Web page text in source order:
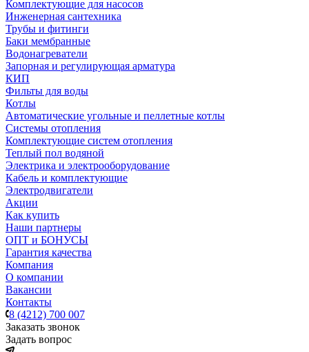
Комплектующие для насосов
Инженерная сантехника
Трубы и фитинги
Баки мембранные
Водонагреватели
Запорная и регулирующая арматура
КИП
Фильты для воды
Котлы
Автоматические угольные и пеллетные котлы
Системы отопления
Комплектующие систем отопления
Теплый пол водяной
Электрика и электрооборудование
Кабель и комплектующие
Электродвигатели
Акции
Как купить
Наши партнеры
ОПТ и БОНУСЫ
Гарантия качества
Компания
О компании
Вакансии
Контакты
8 (4212) 700 007
Заказать звонок
Задать вопрос